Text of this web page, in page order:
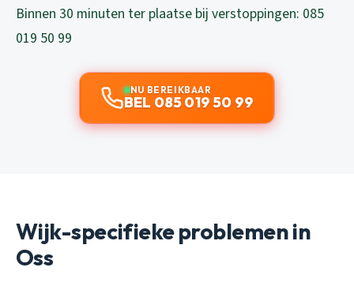
Binnen 30 minuten ter plaatse bij verstoppingen: 085
019 50 99
NU BEREIKBAAR
BEL 085 019 50 99
Wijk-specifieke problemen in
Oss